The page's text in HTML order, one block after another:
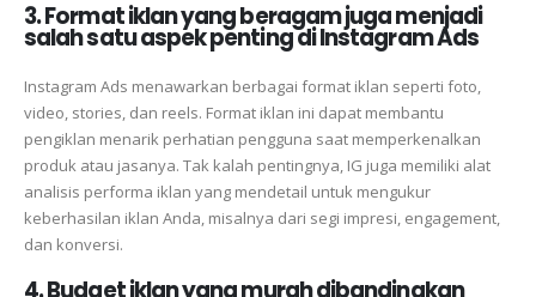
3. Format iklan yang beragam juga menjadi
salah satu aspek penting di Instagram Ads
Instagram Ads menawarkan berbagai format iklan seperti foto,
video, stories, dan reels. Format iklan ini dapat membantu
pengiklan menarik perhatian pengguna saat memperkenalkan
produk atau jasanya. Tak kalah pentingnya, IG juga memiliki alat
analisis performa iklan yang mendetail untuk mengukur
keberhasilan iklan Anda, misalnya dari segi impresi, engagement,
dan konversi.
4. Budget iklan yang murah dibandingkan